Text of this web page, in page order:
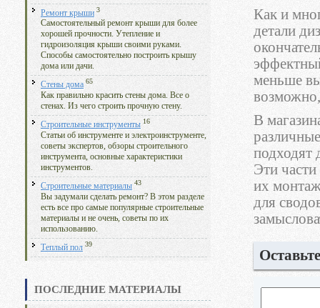
Ремонт крыши 3
Самостоятельный ремонт крыши для более
хорошей прочности. Утепление и
гидроизоляция крыши своими руками.
Способы самостоятельно построить крышу
дома или дачи.
Стены дома 65
Как правильно красить стены дома. Все о
стенах. Из чего строить прочную стену.
Строительные инструменты 16
Статьи об инструменте и электроинструменте,
советы экспертов, обзоры строительного
инструмента, основные характеристики
инструментов.
Строительные материалы 43
Вы задумали сделать ремонт? В этом разделе
есть все про самые популярные строительные
материалы и не очень, советы по их
использованию.
Теплый пол 39
ПОСЛЕДНИЕ МАТЕРИАЛЫ
Как и
детали
меньше
В
подходят
Эти
их
для